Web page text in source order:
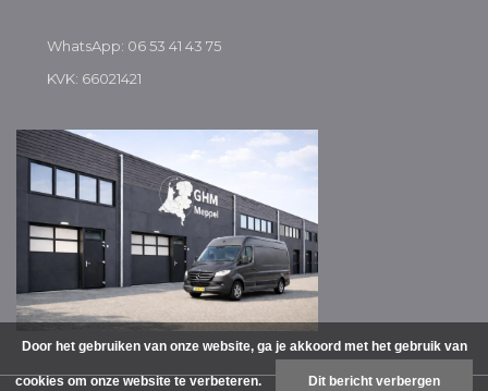
WhatsApp: 06 53 41 43 75
KVK: 66021421
Door het gebruiken van onze website, ga je akkoord met het gebruik van
cookies om onze website te verbeteren. Dit bericht verbergen